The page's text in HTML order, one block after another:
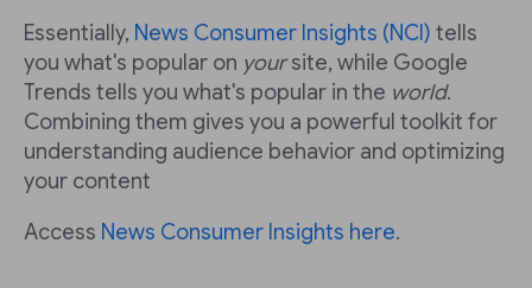
Essentially, News Consumer Insights (NCI) tells
you what's popular on yoursite, while Google
Trends tells you what's popular in the world.
Combining them gives you a powerful toolkit for
understanding audience behavior and optimizing
your content
Access News Consumer Insights here.